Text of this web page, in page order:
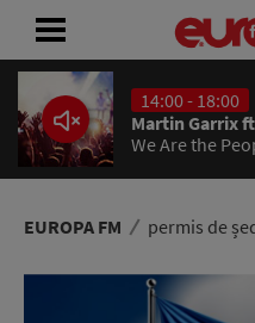
14:00 - 18:00
Martin Garrix
We Are the
EUROPA FM permis de
ACASĂ
ȘTIRI
RADIO
CONCURSURI